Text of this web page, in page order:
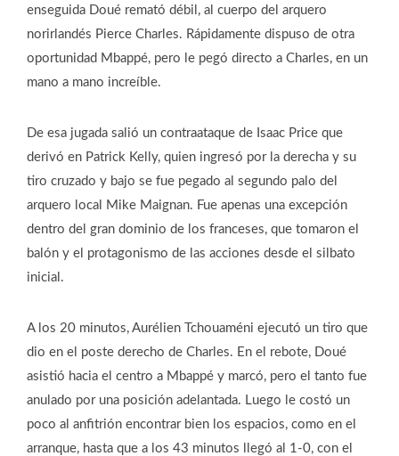
enseguida Doué remató débil, al cuerpo del arquero
norirlandés Pierce Charles. Rápidamente dispuso de otra
oportunidad Mbappé, pero le pegó directo a Charles, en un
mano a mano increíble.
De esa jugada salió un contraataque de Isaac Price que
derivó en Patrick Kelly, quien ingresó por la derecha y su
tiro cruzado y bajo se fue pegado al segundo palo del
arquero local Mike Maignan. Fue apenas una excepción
dentro del gran dominio de los franceses, que tomaron el
balón y el protagonismo de las acciones desde el silbato
inicial.
A los 20 minutos, Aurélien Tchouaméni ejecutó un tiro que
dio en el poste derecho de Charles. En el rebote, Doué
asistió hacia el centro a Mbappé y marcó, pero el tanto fue
anulado por una posición adelantada. Luego le costó un
poco al anfitrión encontrar bien los espacios, como en el
arranque, hasta que a los 43 minutos llegó al 1-0, con el